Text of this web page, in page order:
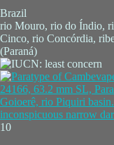
Brazil
rio Mouro, rio do Índio,
Cinco, rio Concórdia,
(Paraná)
10